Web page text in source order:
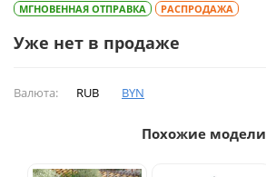
МГНОВЕННАЯ ОТПРАВКА РАСПРОДАЖА
Уже нет в продаже
Валюта: RUB BYN
Похожие модели